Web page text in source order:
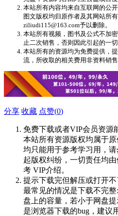
本站所有内容均来自互联网的公
图文版权均归原作者及其网站所
ziliudi115@163.com予以删除。
本站所有视频，图书及公式不加
止二次销售，否则因此引起的一
本站所有的资源均为免费提供，
流，所收取的相关费用非资料销
分享 收藏 点赞(0)
免费下载或者VIP会员资源
本站所有资源版权均属于
均只能用于参考学习用，
起版权纠纷，一切责任均
考 VIP介绍。
提示下载完但解压或打开不
最常见的情况是下载不完
盘上的容量，若小于网盘
是浏览器下载的bug，建议